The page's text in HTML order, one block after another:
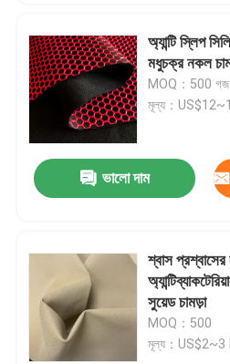
অ্যান্টি স্লিপ
মধুচক্র নকল
MOQ：500 গজ
মূল্য：
ভালো দাম
শ্বাস
সুয়েড চামড়া
MOQ：500
মূল্য：US$2~3